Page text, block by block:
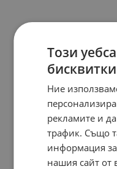
Този
бисквитки
Ние
рекламите и
трафик. Също
информация
нашия сайт от